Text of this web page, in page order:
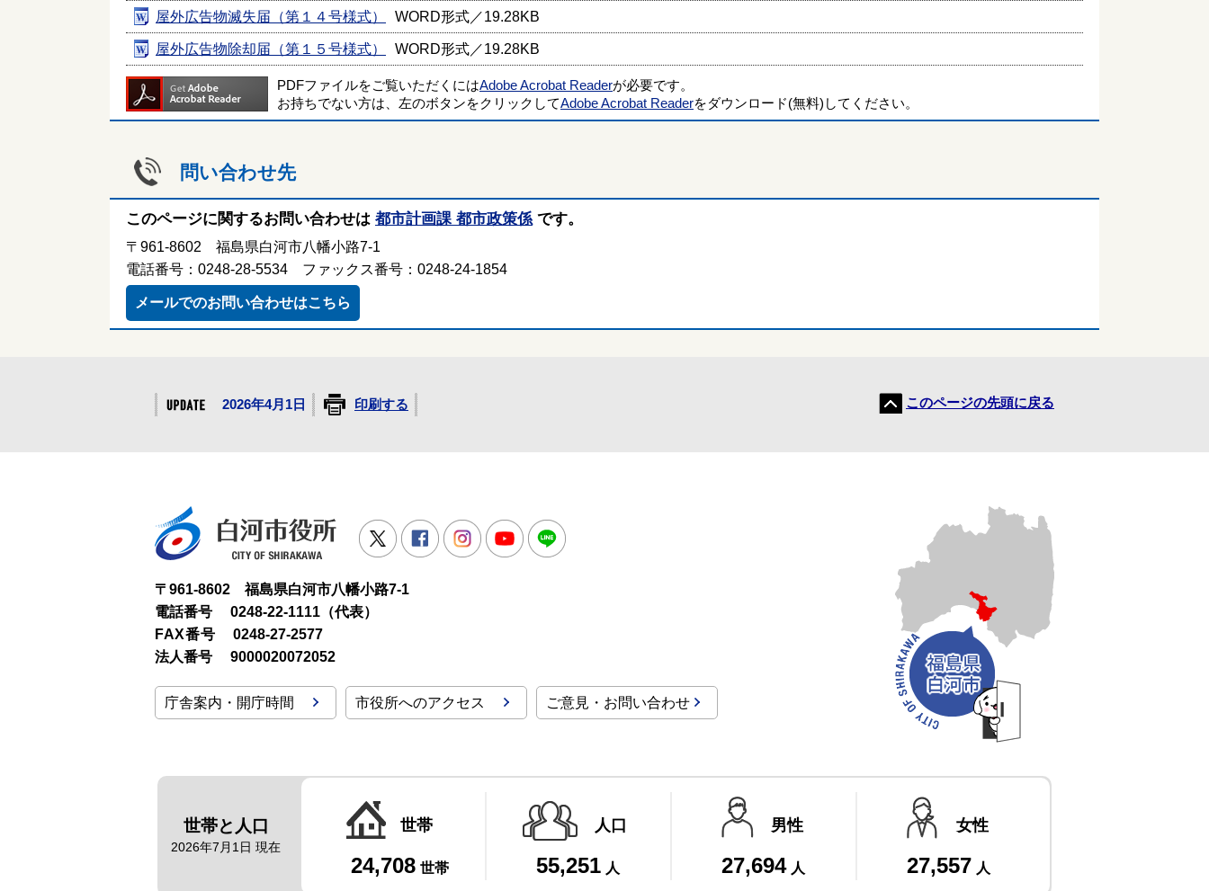
屋外広告物滅失届（第１４号様式） WORD形式／19.28KB
屋外広告物除却届（第１５号様式） WORD形式／19.28KB
PDFファイルをご覧いただくにはAdobe Acrobat Readerが必要です。
お持ちでない方は、左のボタンをクリックしてAdobe Acrobat Readerをダウンロード(無料)してください。
問い合わせ先
このページに関するお問い合わせは 都市計画課 都市政策係 です。
〒961-8602 福島県白河市八幡小路7-1
電話番号：0248-28-5534 ファックス番号：0248-24-1854
メールでのお問い合わせはこちら
2026年4月1日 印刷する このページの先頭に戻る
白河市役所
Twitter FacebookInstagramYoutube
〒961-8602 福島県白河市八幡小路7-1
電話番号
0248-22-1111（代表）
FAX番号
0248-27-2577
法人番号
9000020072052
庁舎案内・開庁時間 市役所へのアクセス ご意見・お問い合わせ
世帯と人口
2026年7月1日 現在
世帯
24,708 世帯
人口
55,251 人
男性
27,694 人
女性
27,557 人